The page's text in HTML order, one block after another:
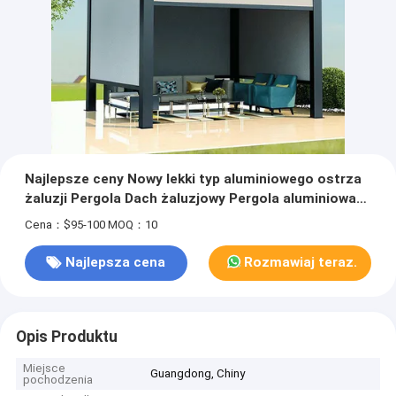
Najlepsze ceny Nowy lekki typ aluminiowego ostrza
żaluzji Pergola Dach żaluzjowy Pergola aluminiowa
odporna na gnicie L001
Cena：$95-100 MOQ：10
Najlepsza cena Rozmawiaj teraz.
Opis Produktu
Miejsce
pochodzenia
Guangdong, Chiny